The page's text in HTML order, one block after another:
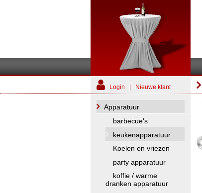
Login Nieuwe klant
Apparatuur
barbecue's
keukenapparatuur
Koelen en vriezen
party apparatuur
koffie / warme
dranken apparatuur